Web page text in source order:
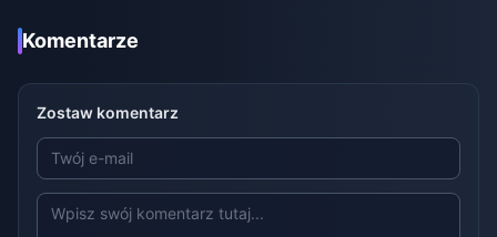
Komentarze
Zostaw komentarz